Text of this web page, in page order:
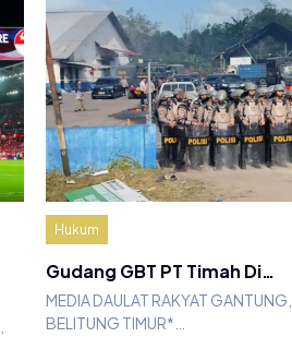
Hukum
Gudang GBT PT Timah Di…
MEDIA DAULAT RAKYAT GANTUNG,
BELITUNG TIMUR*…